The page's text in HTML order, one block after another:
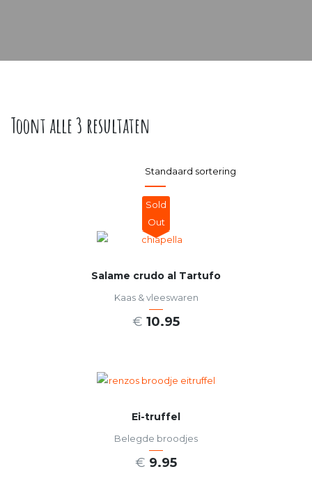
Toont alle 3 resultaten
Sold
Out
Salame crudo al Tartufo
Kaas & vleeswaren
€ 10.95
Ei-truffel
Belegde broodjes
€ 9.95